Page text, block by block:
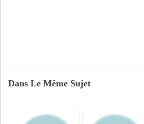
Dans Le Même Sujet